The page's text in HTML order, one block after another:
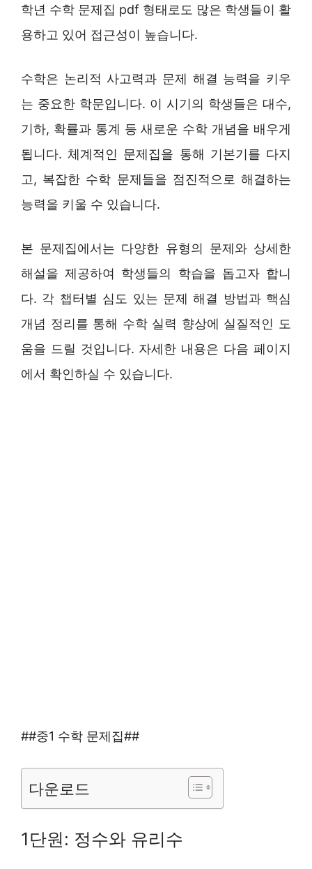
학년 수학 문제집 pdf 형태로도 많은 학생들이 활
용하고 있어 접근성이 높습니다.
수학은 논리적 사고력과 문제 해결 능력을 키우
는 중요한 학문입니다. 이 시기의 학생들은 대수,
기하, 확률과 통계 등 새로운 수학 개념을 배우게
됩니다. 체계적인 문제집을 통해 기본기를 다지
고, 복잡한 수학 문제들을 점진적으로 해결하는
능력을 키울 수 있습니다.
본 문제집에서는 다양한 유형의 문제와 상세한
해설을 제공하여 학생들의 학습을 돕고자 합니
다. 각 챕터별 심도 있는 문제 해결 방법과 핵심
개념 정리를 통해 수학 실력 향상에 실질적인 도
움을 드릴 것입니다. 자세한 내용은 다음 페이지
에서 확인하실 수 있습니다.
##중1 수학 문제집##
다운로드
1단원: 정수와 유리수